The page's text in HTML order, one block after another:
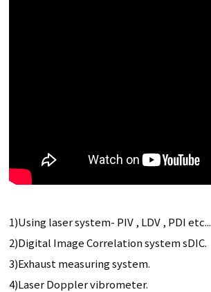
1)Using laser system- PIV , LDV , PDI etc...
2)Digital Image Correlation system sDIC.
3)Exhaust measuring system.
4)Laser Doppler vibrometer.